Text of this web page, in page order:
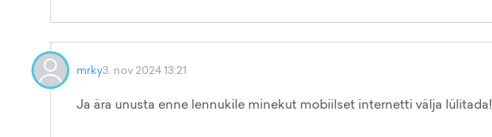
mrky3. nov 2024 13:21
Ja ära unusta enne lennukile minekut mobiilset internetti välja lülitada!